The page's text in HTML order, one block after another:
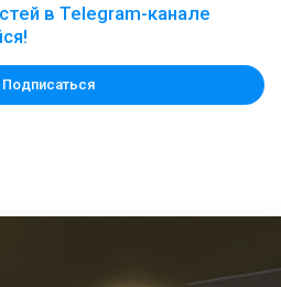
в Telegram-канале
Подписаться